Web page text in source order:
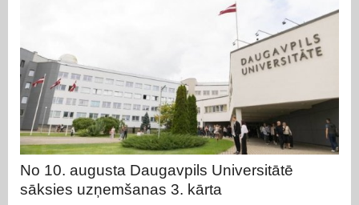
No 10. augusta Daugavpils Universitātē
sāksies uzņemšanas 3. kārta